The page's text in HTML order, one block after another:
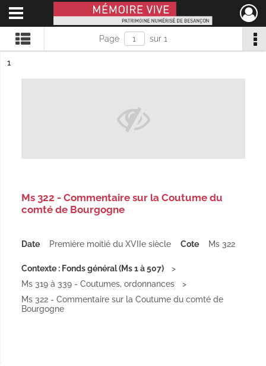
Mémoire Vive patrimoine numérisé de Besançon
Ouvrir le menu déroulant
Page sur 1
n°
1
Ms 322 - Commentaire sur la Coutume du
comté de Bourgogne
Date Première moitié du XVIIe siècle Cote Ms 322
Contexte : Fonds général (Ms 1 à 507)
Ms 319 à 339 - Coutumes, ordonnances
Ms 322 - Commentaire sur la Coutume du comté de
Bourgogne